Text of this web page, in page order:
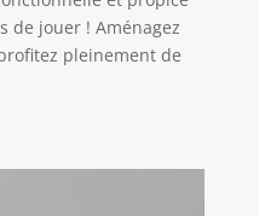
de jouer ! Aménagez
pleinement de